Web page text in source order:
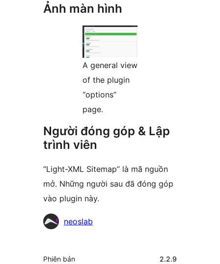
Ảnh màn hình
A general view
of the plugin
“options”
page.
Người đóng góp & Lập
trình viên
“Light-XML Sitemap” là mã nguồn
mở. Những người sau đã đóng góp
vào plugin này.
Nhữngneoslab
Meta
Phiên bản 2.2.9